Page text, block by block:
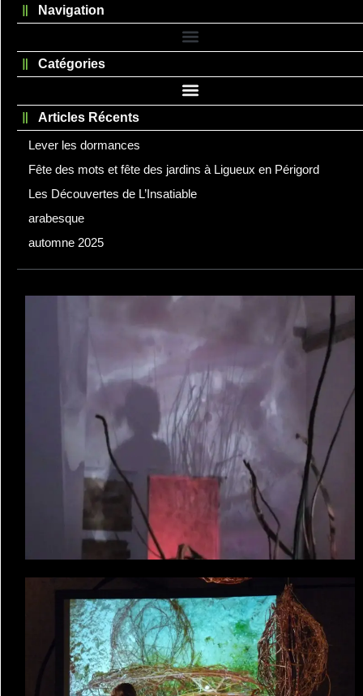
Navigation
Catégories
Articles Récents
Lever les dormances
Fête des mots et fête des jardins à Ligueux en Périgord
Les Découvertes de L’Insatiable
arabesque
automne 2025